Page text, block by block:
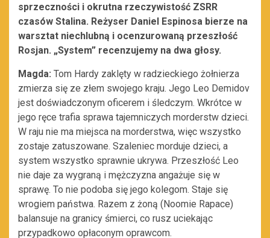
sprzeczności i okrutna rzeczywistość ZSRR
czasów Stalina. Reżyser Daniel Espinosa bierze na
warsztat niechlubną i ocenzurowaną przeszłość
Rosjan. „System” recenzujemy na dwa głosy.
Magda: Tom Hardy zaklęty w radzieckiego żołnierza
zmierza się ze złem swojego kraju. Jego Leo Demidov
jest doświadczonym oficerem i śledczym. Wkrótce w
jego ręce trafia sprawa tajemniczych morderstw dzieci.
W raju nie ma miejsca na morderstwa, więc wszystko
zostaje zatuszowane. Szaleniec morduje dzieci, a
system wszystko sprawnie ukrywa. Przeszłość Leo
nie daje za wygraną i mężczyzna angażuje się w
sprawę. To nie podoba się jego kolegom. Staje się
wrogiem państwa. Razem z żoną (Noomie Rapace)
balansuje na granicy śmierci, co rusz uciekając
przypadkowo opłaconym oprawcom.